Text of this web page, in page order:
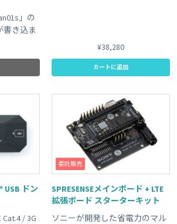
」の
書き込ま
¥38,280
カートに追加
USB ドン
/ 3G
委託販売
SPRESENSEメインボード + LTE
拡張ボード スターターキット
ソニーが開発した省電力のマル